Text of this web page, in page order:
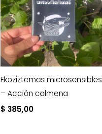
Ekoziztemas microsensibles
– Acción colmena
$ 385,00